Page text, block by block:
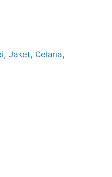
Jaket, Celana,